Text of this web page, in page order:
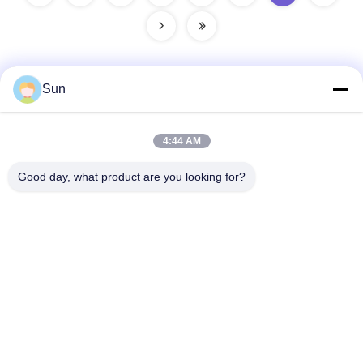
NO.55 XINSHENG ROAD, DISTRICT WUJIN, CHANGZHOU,
Sun
4:44 AM
Good day, what product are you looking for?